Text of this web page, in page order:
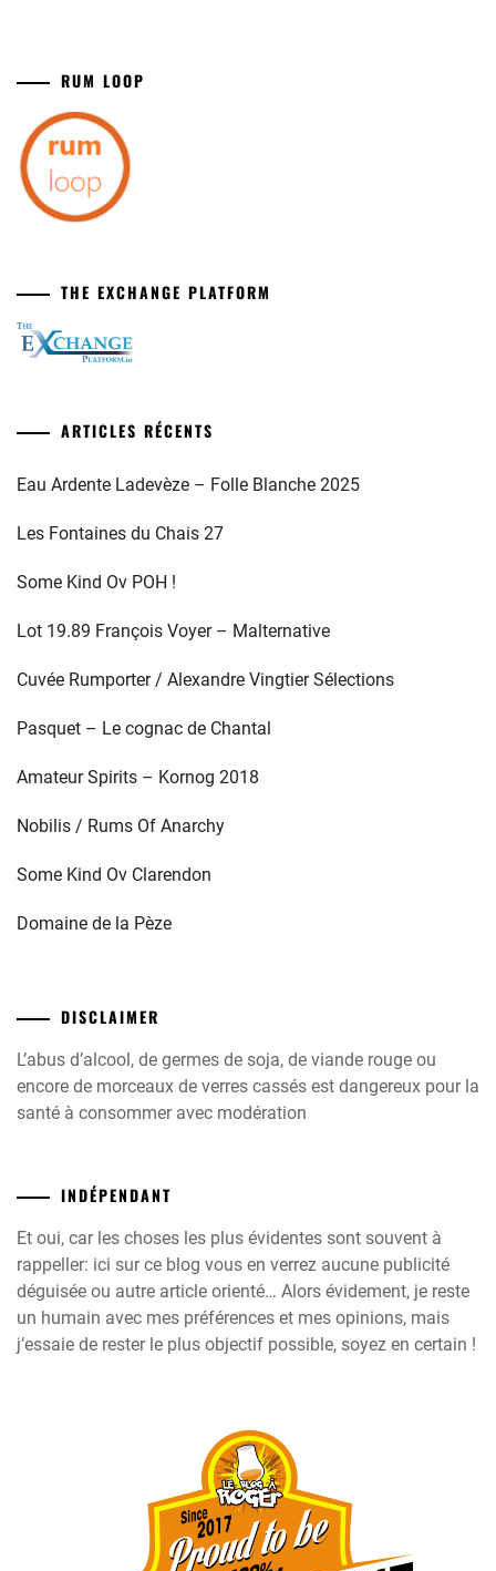
RUM LOOP
THE EXCHANGE PLATFORM
ARTICLES RÉCENTS
Eau Ardente Ladevèze – Folle Blanche 2025
Les Fontaines du Chais 27
Some Kind Ov POH !
Lot 19.89 François Voyer – Malternative
Cuvée Rumporter / Alexandre Vingtier Sélections
Pasquet – Le cognac de Chantal
Amateur Spirits – Kornog 2018
Nobilis / Rums Of Anarchy
Some Kind Ov Clarendon
Domaine de la Pèze
DISCLAIMER
L’abus d’alcool, de germes de soja, de viande rouge ou
encore de morceaux de verres cassés est dangereux pour la
santé à consommer avec modération
INDÉPENDANT
Et oui, car les choses les plus évidentes sont souvent à
rappeller: ici sur ce blog vous en verrez aucune publicité
déguisée ou autre article orienté… Alors évidement, je reste
un humain avec mes préférences et mes opinions, mais
j’essaie de rester le plus objectif possible, soyez en certain !